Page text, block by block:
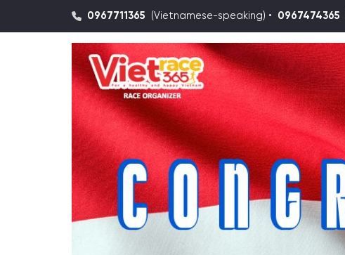
0967711365 (Vietnamese-speaking) • 0967474365